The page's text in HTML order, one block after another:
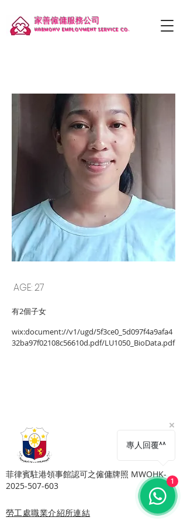
家善僱傭服務公司
Harmony employment service co.
AGE: 27
有2個子女
wix:document://v1/ugd/5f3ce0_5d097f4a9afa4
32ba97f02108c56610d.pdf/LU1050_BioData.pdf
​菲律賓駐港領事館認可之僱傭牌照 MWOHK-
2025-507-603
勞工處職業介紹所連結
專人回覆^^
1